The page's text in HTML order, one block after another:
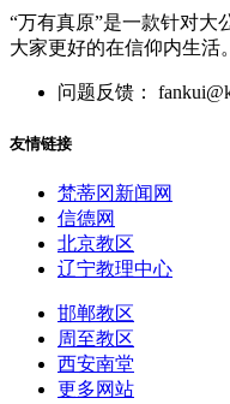
“万有真原”是一款针对大
大家更好的在信仰内生活。
问题反馈：
友情链接
梵蒂冈新闻网
信德网
北京教区
辽宁教理中心
邯郸教区
周至教区
西安南堂
更多网站